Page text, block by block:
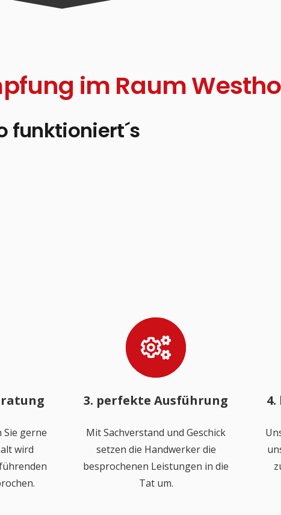
im Raum
funktioniert´s
gerne
wird
3. perfekte Ausführung
Mit Sachverstand und Geschick
setzen die Handwerker die
besprochenen Leistungen in die
Tat um.